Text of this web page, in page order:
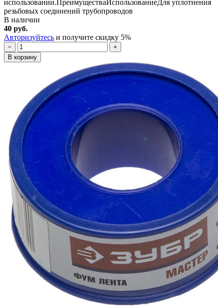
использовании.ПреимуществаИспользованиеДля уплотнения
резьбовых соединений трубопроводов
В наличии
40 руб.
Авторизуйтесь и получите скидку 5%
−
+
В корзину